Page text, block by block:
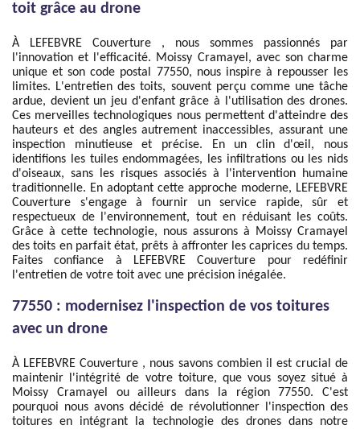
toit grâce au drone
À LEFEBVRE Couverture , nous sommes passionnés par
l'innovation et l'efficacité. Moissy Cramayel, avec son charme
unique et son code postal 77550, nous inspire à repousser les
limites. L'entretien des toits, souvent perçu comme une tâche
ardue, devient un jeu d'enfant grâce à l'utilisation des drones.
Ces merveilles technologiques nous permettent d'atteindre des
hauteurs et des angles autrement inaccessibles, assurant une
inspection minutieuse et précise. En un clin d'œil, nous
identifions les tuiles endommagées, les infiltrations ou les nids
d'oiseaux, sans les risques associés à l'intervention humaine
traditionnelle. En adoptant cette approche moderne, LEFEBVRE
Couverture s'engage à fournir un service rapide, sûr et
respectueux de l'environnement, tout en réduisant les coûts.
Grâce à cette technologie, nous assurons à Moissy Cramayel
des toits en parfait état, prêts à affronter les caprices du temps.
Faites confiance à LEFEBVRE Couverture pour redéfinir
l'entretien de votre toit avec une précision inégalée.
77550 : modernisez l'inspection de vos toitures
avec un drone
À LEFEBVRE Couverture , nous savons combien il est crucial de
maintenir l'intégrité de votre toiture, que vous soyez situé à
Moissy Cramayel ou ailleurs dans la région 77550. C'est
pourquoi nous avons décidé de révolutionner l'inspection des
toitures en intégrant la technologie des drones dans notre